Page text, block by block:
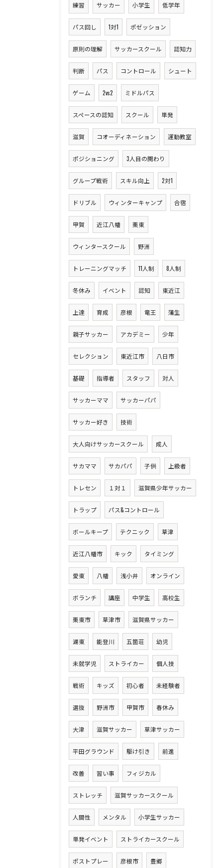
練習 サッカー 小学生 低学年
パス回し 1対1 ポゼッション
原則の理解 サッカースクール 認知力
判断 パス コントロール シュート
ゲーム 2vs2 ミドルパス
スペースの認知 スクール 単発
滋賀 コオーディネーション 運動教室
ポジショニング 3人目の関わり
グループ戦術 スキル向上 2対1
ドリブル ウィンターキャンプ 合宿
甲賀 近江八幡 栗東
ウィンタースクール 野洲
トレーニングマッチ 11人制 8人制
冬休み イベント 認知 東近江
上達 育成 彦根 竜王 蒲生
親子サッカー アカデミー 少年
セレクション 東近江市 八日市
基礎 指導者 スタッフ 対人
サッカーママ サッカーパパ
サッカー好き 技術
大人向けサッカースクール 成人
サカママ サカパパ 子供 上級者
トレセン １対１ 滋賀県少年サッカー
トラップ パス&コントロール
ボールキープ テクニック 草津
近江八幡市 キック タイミング
愛東 八幡 浅小井 オンライン
ボランチ 講座 中学生 高校生
栗東市 草津市 滋賀県サッカー
湖東 能登川 五箇荘 幼児
未就学児 ストライカー 個人技
戦術 キッズ 初心者 未経験者
選抜 野洲市 甲賀市 春休み
大津 滋賀サッカー 草津サッカー
平田グラウンド 駆け引き 前進
改善 習い事 フィジカル
ストレッチ 滋賀サッカースクール
人間性 メンタル 小学生サッカー
単発イベント ストライカースクール
ポストプレー 彦根市 豊郷